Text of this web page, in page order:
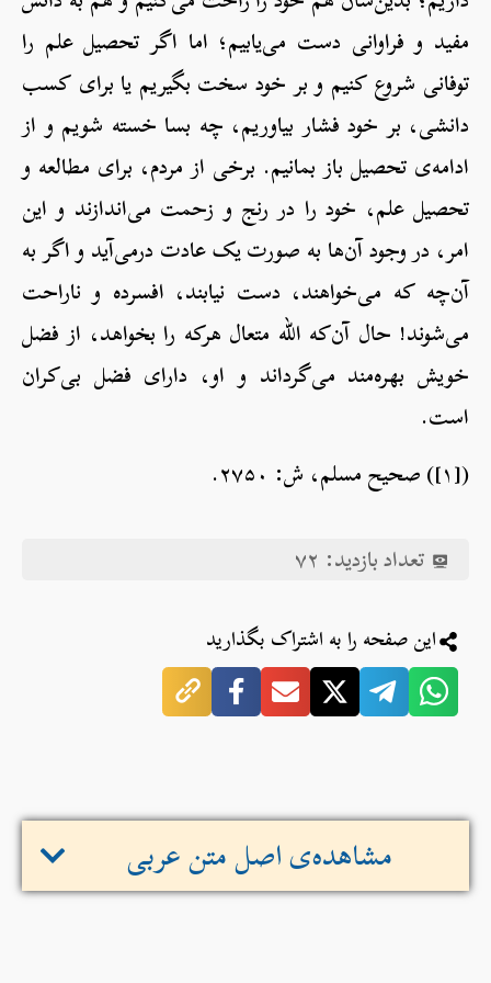
مفید و فراوانی دست می‌یابیم؛ اما اگر تحصیل علم را
توفانی شروع کنیم و بر خود سخت بگیریم یا برای کسب
دانشی، بر خود فشار بیاوریم، چه بسا خسته شویم و از
ادامه‌ی تحصیل باز بمانیم. برخی از مردم، برای مطالعه و
تحصیل علم، خود را در رنج و زحمت می‌اندازند و این
امر، در وجود آن‌ها به صورت یک عادت درمی‌آید و اگر به
آن‌چه که می‌خواهند، دست نیابند، افسرده و ناراحت
می‌شوند! حال آن‌که الله متعال هرکه را بخواهد، از فضل
خویش بهره‌مند می‌گرداند و او، دارای فضل بی‌کران
است.
([۱]) صحیح مسلم، ش: ۲۷۵۰.
تعداد بازدید: ۷۲
این صفحه را به اشتراک بگذارید
مشاهده‌ی اصل متن عربی